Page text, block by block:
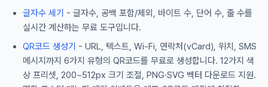
글자수 세기 - 글자수, 공백 포함/제외, 바이트 수, 단어 수, 줄 수를
실시간 계산하는 무료 도구입니다.
QR코드 생성기 - URL, 텍스트, Wi-Fi, 연락처(vCard), 위치, SMS
메시지까지 6가지 유형의 QR코드를 무료로 생성합니다. 12가지 색
상 프리셋, 200~512px 크기 조절, PNG·SVG 벡터 다운로드 지원.